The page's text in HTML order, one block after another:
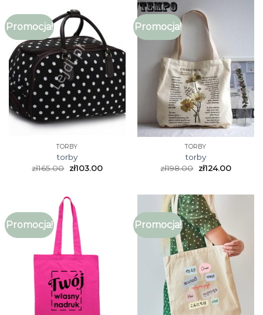
Promocja!
TORBY
torby
zł165.00 zł103.00
Promocja!
TORBY
torby
zł198.00 zł124.00
Promocja! Promocja!